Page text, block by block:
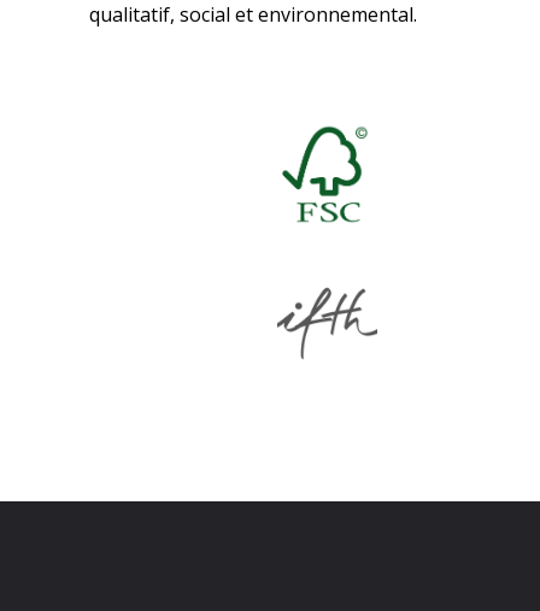
qualitatif, social et environnemental.